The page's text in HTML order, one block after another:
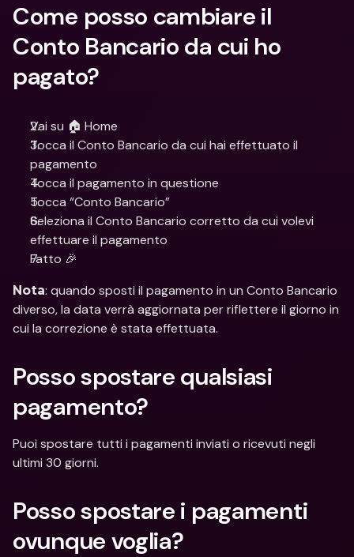
Come posso cambiare il
Conto Bancario da cui ho
pagato?
Vai su 🏠 Home
Tocca il Conto Bancario da cui hai effettuato il
pagamento
Tocca il pagamento in questione
Tocca “Conto Bancario”
Seleziona il Conto Bancario corretto da cui volevi
effettuare il pagamento
Fatto 🎉
Nota: quando sposti il pagamento in un Conto Bancario
diverso, la data verrà aggiornata per riflettere il giorno in
cui la correzione è stata effettuata.
Posso spostare qualsiasi
pagamento?
Puoi spostare tutti i pagamenti inviati o ricevuti negli
ultimi 30 giorni.
Posso spostare i pagamenti
ovunque voglia?